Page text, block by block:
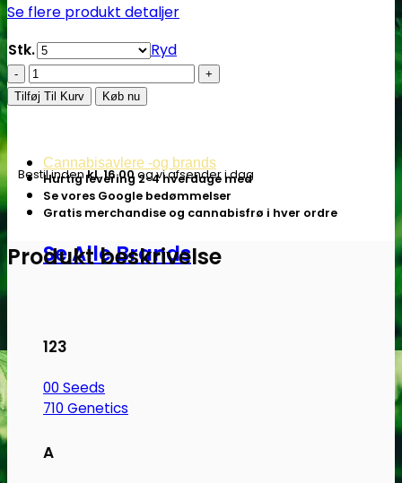
Cannabisavlere -og brands
Se Alle Brands
123
00 Seeds
710 Genetics
A
Se flere produkt detaljer
Stk.
Ryd
Auto
Critical
'N
'
Fast
Cannabis
Joint
antal
Tilføj Til Kurv Køb nu
Bestil indenkl. 16.00og vi afsender i dag
Hurtig levering 2-4 hverdage med
Se vores Google bedømmelser
Gratis merchandise og cannabisfrø i hver ordre
Produkt beskrivelse